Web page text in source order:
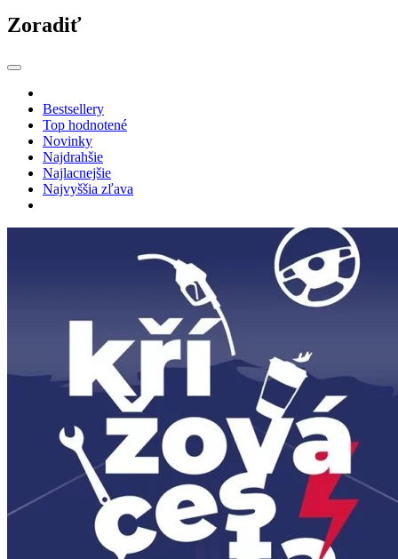
Zoradiť
Bestsellery
Top hodnotené
Novinky
Najdrahšie
Najlacnejšie
Najvyššia zľava